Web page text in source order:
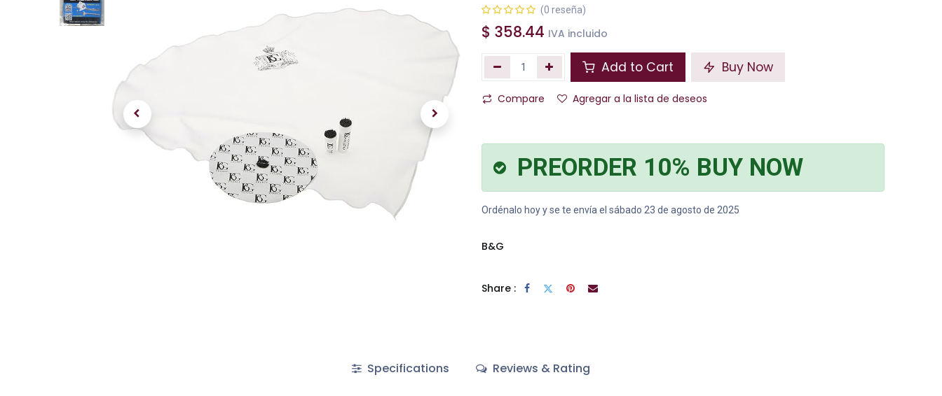
(0 reseña)
$ 358.44 IVA incluido
Add to Cart Buy Now
Compare Agregar a la lista de deseos
PREORDER 10% BUY NOW
Ordénalo hoy y se te envía el sábado 23 de agosto de 2025
B&G
Share :
Specifications Reviews & Rating